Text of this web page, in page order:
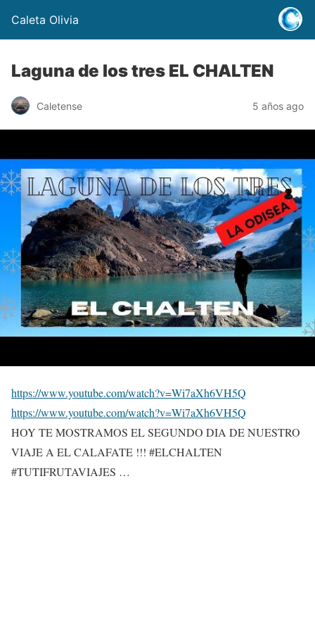
Caleta Olivia
Laguna de los tres EL CHALTEN
Caletense 5 años ago
https://www.youtube.com/watch?v=Wi7aXh6VH5Q
https://www.youtube.com/watch?v=Wi7aXh6VH5Q
HOY TE MOSTRAMOS EL SEGUNDO DIA DE NUESTRO
VIAJE A EL CALAFATE !!! #ELCHALTEN
#TUTIFRUTAVIAJES …